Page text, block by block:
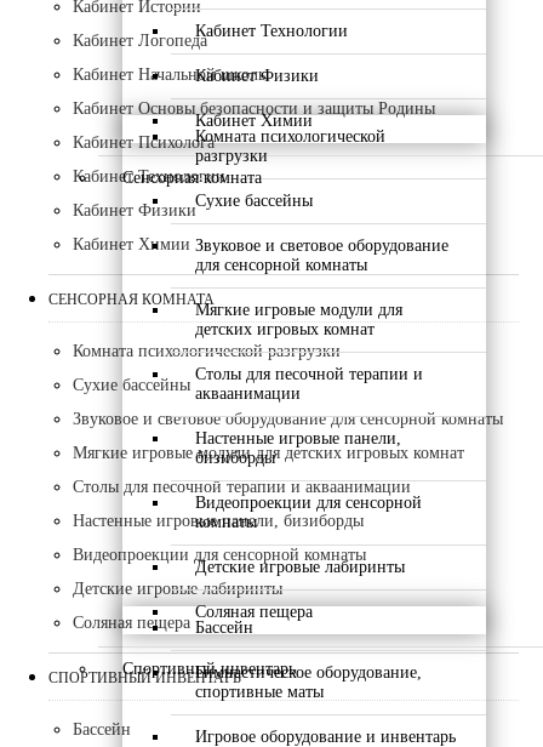
Кабинет Технологии
Кабинет Физики
Кабинет Химии
Сенсорная комната
Комната психологической
разгрузки
Сухие бассейны
Звуковое и световое оборудование
для сенсорной комнаты
Мягкие игровые модули для
детских игровых комнат
Столы для песочной терапии и
акваанимации
Настенные игровые панели,
бизиборды
Видеопроекции для сенсорной
комнаты
Детские игровые лабиринты
Соляная пещера
Спортивный инвентарь
Бассейн
Гимнастическое оборудование,
спортивные маты
Игровое оборудование и инвентарь
Кабинет Истории
Кабинет Логопеда
Кабинет Начальной школы
Кабинет Основы безопасности и защиты Родины
Кабинет Психолога
Кабинет Технологии
Кабинет Физики
Кабинет Химии
СЕНСОРНАЯ КОМНАТА
Комната психологической разгрузки
Сухие бассейны
Звуковое и световое оборудование для сенсорной комнаты
Мягкие игровые модули для детских игровых комнат
Столы для песочной терапии и акваанимации
Настенные игровые панели, бизиборды
Видеопроекции для сенсорной комнаты
Детские игровые лабиринты
Соляная пещера
СПОРТИВНЫЙ ИНВЕНТАРЬ
Бассейн